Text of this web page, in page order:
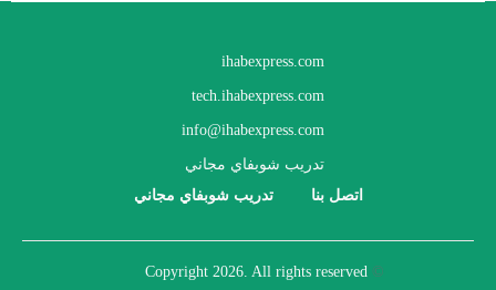
ihabexpress.com
tech.ihabexpress.com
info@ihabexpress.com
تدريب شوبفاي مجاني
اتصل بنا تدريب شوبفاي مجاني
©
2026. All rights reserved